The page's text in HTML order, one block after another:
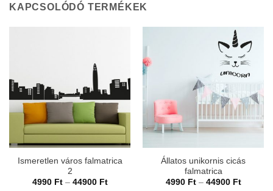
KAPCSOLÓDÓ TERMÉKEK
Ismeretlen város falmatrica
2
4990 Ft – 44900 FtÁrtartomány:
Állatos unikornis cicás
falmatrica
4990 Ft – 44900 Ft